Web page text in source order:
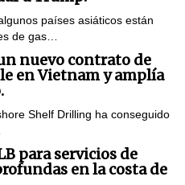
países asiáticos están
de gas…
nuevo contrato de
en Vietnam y amplía
Shelf Drilling ha conseguido
para servicios de
en la costa de